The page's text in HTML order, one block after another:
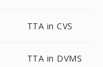
TTA in CVS
TTA in DVMS